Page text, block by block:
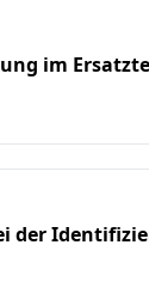
im
der